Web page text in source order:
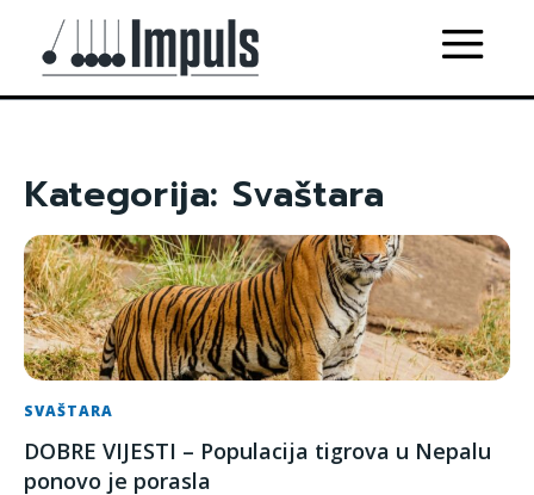
Kategorija: Svaštara
SVAŠTARA
DOBRE VIJESTI – Populacija tigrova u Nepalu
ponovo je porasla